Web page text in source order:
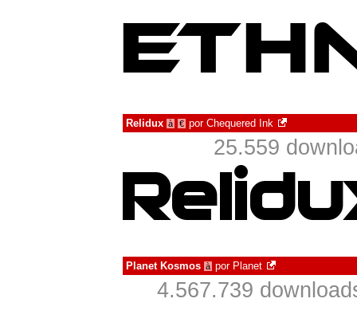
Relidux à € por Chequered Ink
25.559
Planet Kosmos à por Planet
4.567.739